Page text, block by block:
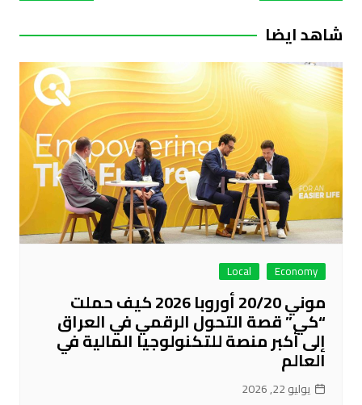
شاهد ايضا
Economy
Local
موني 20/20 أوروبا 2026 كيف حملت
“كي” قصة التحول الرقمي في العراق
إلى أكبر منصة للتكنولوجيا المالية في
العالم
يوليو 22, 2026